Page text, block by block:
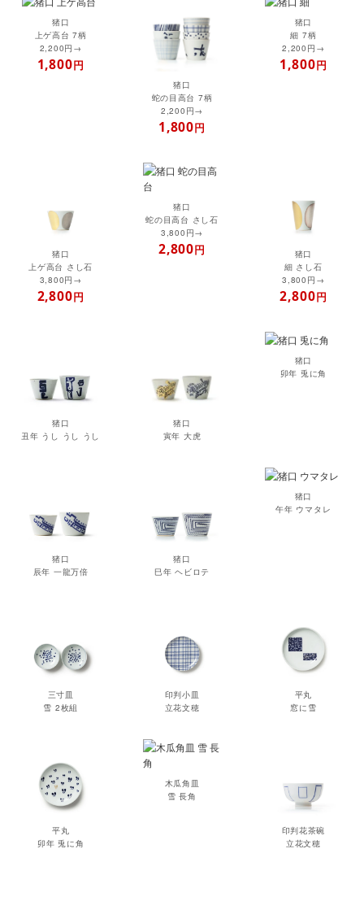
猪口
上ゲ高台 7柄
2,200円→
1,800円
猪口
蛇の目高台 7柄
2,200円→
1,800円
猪口
細 7柄
2,200円→
1,800円
猪口
上ゲ高台 さし石
3,800円→
2,800円
猪口
蛇の目高台 さし石
3,800円→
2,800円
猪口
細 さし石
3,800円→
2,800円
猪口
丑年 うし うし うし
猪口
寅年 大虎
猪口
卯年 兎に角
猪口
辰年 一龍万倍
猪口
巳年 ヘビロテ
猪口
午年 ウマタレ
三寸皿
雪 2枚組
印判小皿
立花文穂
平丸
窓に雪
平丸
卯年 兎に角
木瓜角皿
雪 長角
印判花茶碗
立花文穂